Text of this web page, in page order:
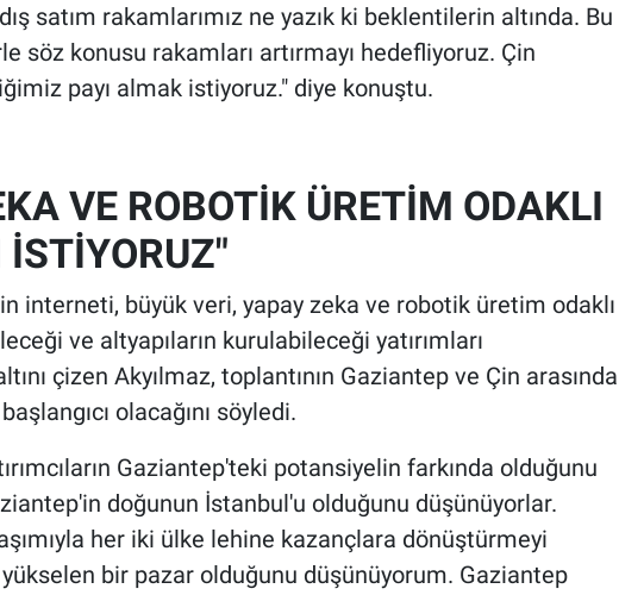
satım rakamlarımız ne yazık ki beklentilerin altında. Bu
söz konusu rakamları artırmayı hedefliyoruz. Çin
payı almak istiyoruz." diye konuştu.
VE ROBOTİK ÜRETİM ODAKLI
interneti, büyük veri, yapay zeka ve robotik üretim odaklı
ve altyapıların kurulabileceği yatırımları
çizen Akyılmaz, toplantının Gaziantep ve Çin arasında
olacağını söyledi.
Gaziantep'teki potansiyelin farkında olduğunu
doğunun İstanbul'u olduğunu düşünüyorlar.
her iki ülke lehine kazançlara dönüştürmeyi
yükselen bir pazar olduğunu düşünüyorum. Gaziantep